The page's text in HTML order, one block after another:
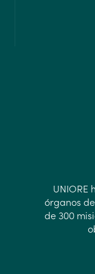
UNIORE
órganos
de 300